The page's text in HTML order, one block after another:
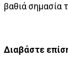
βαθιά σημασία
Διαβάστε